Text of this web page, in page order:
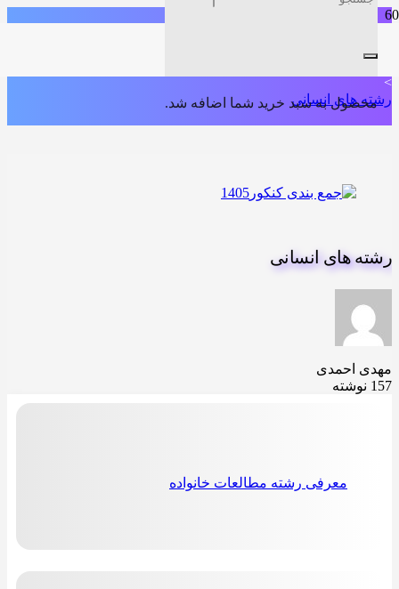
محصولبه سبد خرید شما اضافه شد.
>
رشته های انسانی
رشته های انسانی
مهدی احمدی
157 نوشته
معرفی رشته مطالعات خانواده